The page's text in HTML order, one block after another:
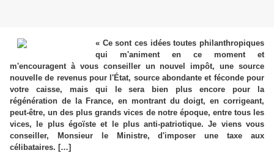
« Ce sont ces idées toutes philanthropiques
qui m'animent en ce moment et
m'encouragent à vous conseiller un nouvel impôt, une source
nouvelle de revenus pour l'État, source abondante et féconde pour
votre caisse, mais qui le sera bien plus encore pour la
régénération de la France, en montrant du doigt, en corrigeant,
peut-être, un des plus grands vices de notre époque, entre tous les
vices, le plus égoïste et le plus anti-patriotique. Je viens vous
conseiller, Monsieur le Ministre, d'imposer une taxe aux
célibataires. […]